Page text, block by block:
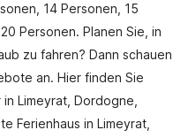
14 Personen, 15
Personen. Planen Sie, in
zu fahren? Dann schauen
an. Hier finden Sie
Limeyrat, Dordogne,
Ferienhaus in Limeyrat,